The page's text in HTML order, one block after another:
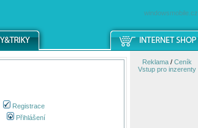
windowsmobile.cz
Registrace
Přihlášení
Reklama/ Ceník
Vstup pro inzerenty